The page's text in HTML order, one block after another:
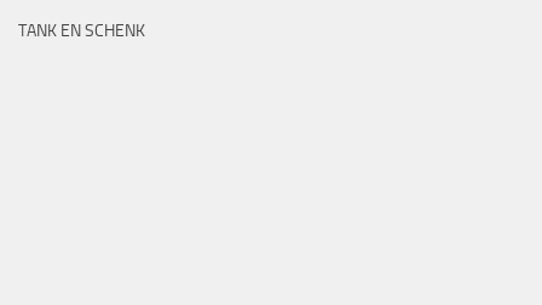
TANK EN SCHENK